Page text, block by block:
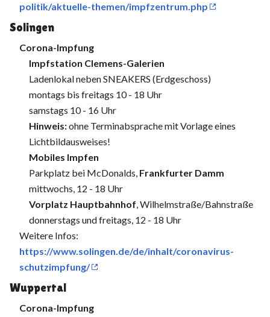
politik/aktuelle-themen/impfzentrum.php
Solingen
Corona-Impfung
Impfstation Clemens-Galerien
Ladenlokal neben SNEAKERS (Erdgeschoss)
montags bis freitags 10 - 18 Uhr
samstags 10 - 16 Uhr
Hinweis:ohne Terminabsprache mit Vorlage eines
Lichtbildausweises!
Mobiles Impfen
Parkplatz bei McDonalds, Frankfurter Damm
mittwochs, 12 - 18 Uhr
Vorplatz Hauptbahnhof, Wilhelmstraße/Bahnstraße
donnerstags und freitags, 12 - 18 Uhr
Weitere Infos:
https://www.solingen.de/de/inhalt/coronavirus-
schutzimpfung/
Wuppertal
Corona-Impfung